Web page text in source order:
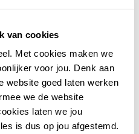
van cookies
Met cookies maken we
voor jou. Denk aan
website goed laten werken
we de website
laten we jou
is dus op jou afgestemd.